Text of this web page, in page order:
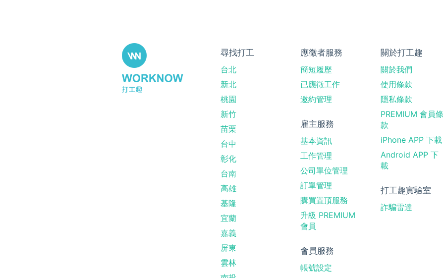
尋找打工
台北
新北
桃園
新竹
苗栗
台中
彰化
台南
高雄
基隆
宜蘭
嘉義
屏東
雲林
應徵者服務
簡短履歷
已應徵工作
邀約管理
雇主服務
基本資訊
工作管理
公司單位管理
訂單管理
購買置頂服務
升級 PREMIUM
會員
會員服務
帳號設定
關於打工趣
關於我們
使用條款
隱私條款
PREMIUM 會員條
款
iPhone APP 下載
Android APP 下
載
打工趣實驗室
詐騙雷達